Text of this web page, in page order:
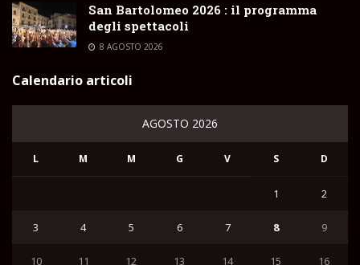
San Bartolomeo 2026 : il programma
degli spettacoli
8 AGOSTO 2026
Calendario articoli
AGOSTO 2026
L M M G V S D
1 2
3 4 5 6 7 8 9
10 11 12 13 14 15 16